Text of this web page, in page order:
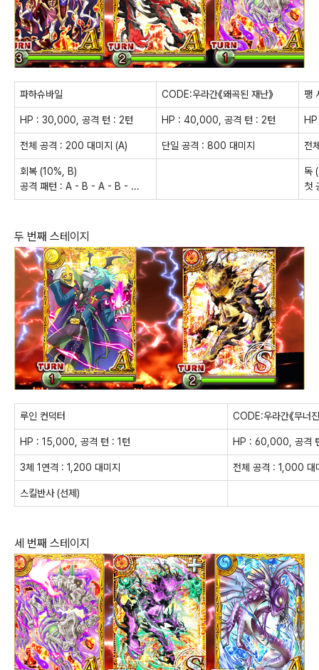
파하슈바일 CODE:우라간《왜곡된 재난》 팽
HP : 30,000, 공격 턴 : 2턴 HP : 40,000, 공격 턴 : 2턴
전체 공격 : 200 대미지 (A) 단일 공격 : 800 대미지 전
회복 (10%, B)
공격 패턴 : A - B - A - B - ...
독
첫
두 번째 스테이지
루인 컨덕터 CODE:우라간《무너
HP : 15,000, 공격 턴 : 1턴 HP : 60,000, 공격
3체 1연격 : 1,200 대미지 전체 공격 : 1,000 대
스킬반사 (선제)
세 번째 스테이지